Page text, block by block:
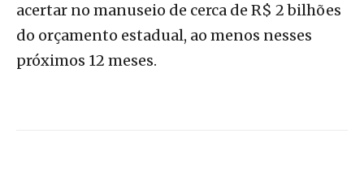
acertar no manuseio de cerca de R$ 2 bilhões
do orçamento estadual, ao menos nesses
próximos 12 meses.